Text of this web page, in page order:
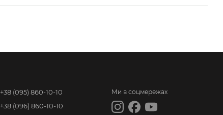
+38 (095) 860-10-10
+38 (096) 860-10-10
Ми в соцмережах